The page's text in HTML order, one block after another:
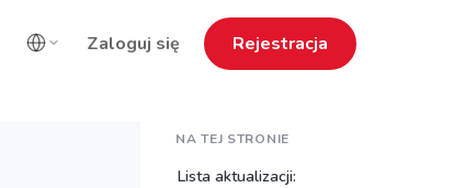
Zaloguj się Rejestracja
NA TEJ STRONIE
Lista aktualizacji: